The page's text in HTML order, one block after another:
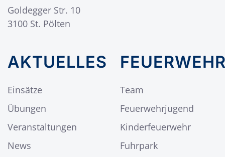
Goldegger Str. 10
3100 St. Pölten
AKTUELLES
Einsätze
Übungen
Veranstaltungen
News
Team
Feuerwehrjugend
Kinderfeuerwehr
Fuhrpark